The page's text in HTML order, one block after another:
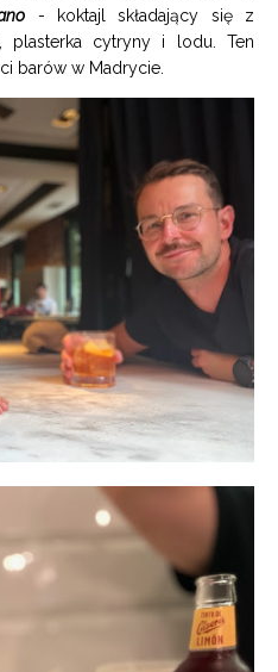
- koktajl składający się z
plasterka cytryny i lodu. Ten
barów w Madrycie.